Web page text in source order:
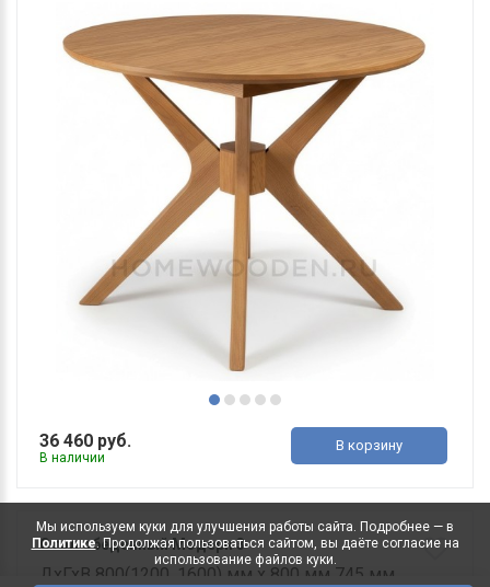
36 460 руб.
В наличии
В корзину
Стол обеденный Модерн 3
ДхГхВ 800(1200, 1600) мм х 800 мм 745 мм
Мы используем куки для улучшения работы сайта. Подробнее — в
Политике. Продолжая пользоваться сайтом, вы даёте согласие на
использование файлов куки.